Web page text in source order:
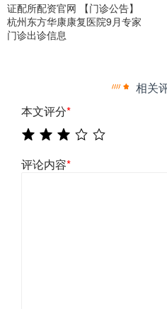
证配所配资官网 【门诊公告】
杭州东方华康康复医院9月专家
门诊出诊信息
相关
本文评分*
评论内容*